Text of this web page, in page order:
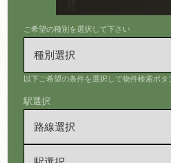
ご希望の種別を選択して下さい
以下ご希望の条件を選択して物件検索ボ
駅選択